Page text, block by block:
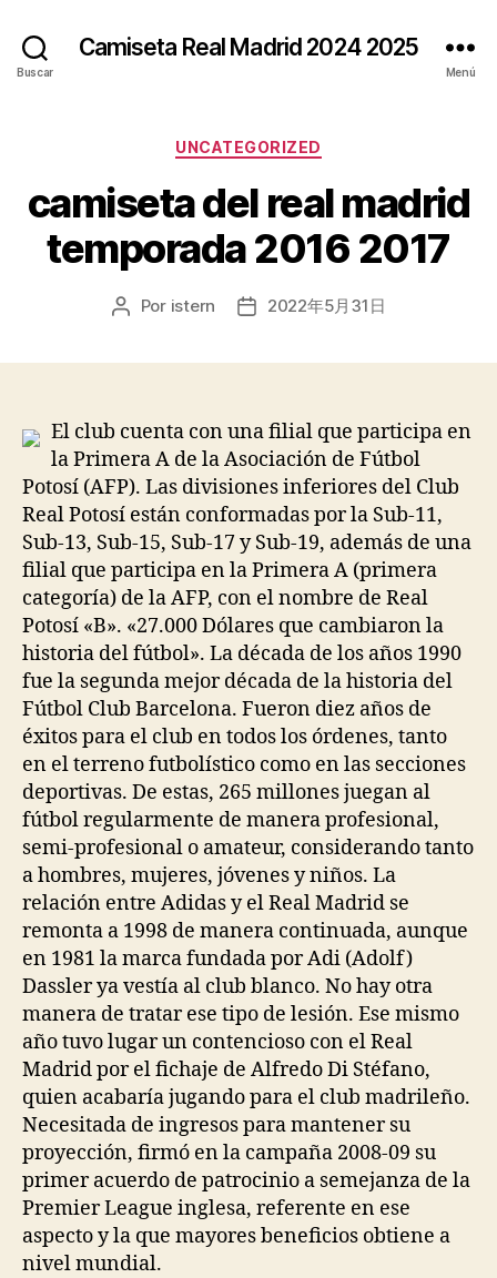
Buscar
Camiseta Real Madrid 2024 2025
Menú
Categorías
UNCATEGORIZED
camiseta del real madrid
temporada 2016 2017
Autor
Por istern
Fecha2022年5月31日
El club cuenta con una filial que participa en
la Primera A de la Asociación de Fútbol
Potosí (AFP). Las divisiones inferiores del Club
Real Potosí están conformadas por la Sub-11,
Sub-13, Sub-15, Sub-17 y Sub-19, además de una
filial que participa en la Primera A (primera
categoría) de la AFP, con el nombre de Real
Potosí «B». «27.000 Dólares que cambiaron la
historia del fútbol». La década de los años 1990
fue la segunda mejor década de la historia del
Fútbol Club Barcelona. Fueron diez años de
éxitos para el club en todos los órdenes, tanto
en el terreno futbolístico como en las secciones
deportivas. De estas, 265 millones juegan al
fútbol regularmente de manera profesional,
semi-profesional o amateur, considerando tanto
a hombres, mujeres, jóvenes y niños. La
relación entre Adidas y el Real Madrid se
remonta a 1998 de manera continuada, aunque
en 1981 la marca fundada por Adi (Adolf)
Dassler ya vestía al club blanco. No hay otra
manera de tratar ese tipo de lesión. Ese mismo
año tuvo lugar un contencioso con el Real
Madrid por el fichaje de Alfredo Di Stéfano,
quien acabaría jugando para el club madrileño.
Necesitada de ingresos para mantener su
proyección, firmó en la campaña 2008-09 su
primer acuerdo de patrocinio a semejanza de la
Premier League inglesa, referente en ese
aspecto y la que mayores beneficios obtiene a
nivel mundial.